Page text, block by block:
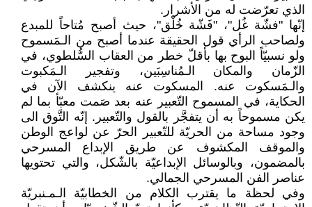
الذي تعرّضت له من الأشرار.
إنّها "فشّة غُل"، "فَشّة خُلْق"، حيث أصبح مُتاحاً للمبدع
ولصاحب الرأي قول الحقيقة عندما أصبح من الـمَسموح
ولو نسبيّاً البوح بها بأقلّ خطر من العقاب السُّلطوي، في
الزّمان والمكان الـمُناسِبَين، وتفجير الـمَكبوت
والـمَسكوت عنه. المسكوت عنه ينكشف الآن في
الحكاية، في المسموح التّعبير عنه بعد صَمت معبّأ بما لم
يكن مسموحاً به أن يتفجَّر بالقول والتّعبير. إنّه التَّوق الى
وجود مساحة من الحريّة للتّعبير الحرّ عن لواعج الوطن
والموقف المكشوف عن طريق الإبداع المسرحي
بالمضمون، وبالوسائل الإبداعيّة بالشّكل، والتي تحتويها
عناصر الفن المسرحي الجمالي.
وفي لحظة ما يقترب الكلام من الخطابيّة الـمـنبريّة